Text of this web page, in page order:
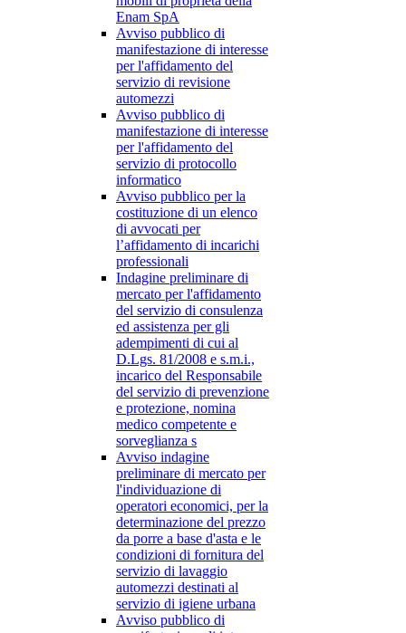
Enam SpA
Avviso pubblico di
manifestazione di interesse
per l'affidamento del
servizio di revisione
automezzi
Avviso pubblico di
manifestazione di interesse
per l'affidamento del
servizio di protocollo
informatico
Avviso pubblico per la
costituzione di un elenco
di avvocati per
l’affidamento di incarichi
professionali
Indagine preliminare di
mercato per l'affidamento
del servizio di consulenza
ed assistenza per gli
adempimenti di cui al
D.Lgs. 81/2008 e s.m.i.,
incarico del Responsabile
del servizio di prevenzione
e protezione, nomina
medico competente e
sorveglianza s
Avviso indagine
preliminare di mercato per
l'individuazione di
operatori economici, per la
determinazione del prezzo
da porre a base d'asta e le
condizioni di fornitura del
servizio di lavaggio
automezzi destinati al
servizio di igiene urbana
Avviso pubblico di